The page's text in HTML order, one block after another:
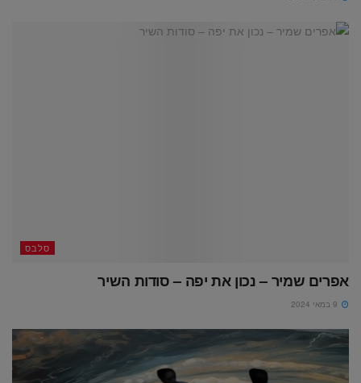
סלבס
אפרים שמיר – נכון את יפה – סודות השיר